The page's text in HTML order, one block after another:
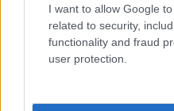
I want to allow Google
related to security,
functionality and fraud
user protection.
A Redditen, fórumokon
ugyanazok az érvek
eltűnnek a lemezek,
bootolását a gépből,